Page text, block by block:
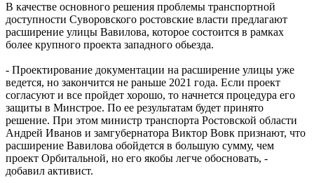
В качестве основного решения проблемы транспортной
доступности Суворовского ростовские власти предлагают
расширение улицы Вавилова, которое состоится в рамках
более крупного проекта западного обьезда.
- Проектирование документации на расширение улицы уже
ведется, но закончится не раньше 2021 года. Если проект
согласуют и все пройдет хорошо, то начнется процедура его
защиты в Минстрое. По ее результатам будет принято
решение. При этом министр транспорта Ростовской области
Андрей Иванов и замгубернатора Виктор Вовк признают, что
расширение Вавилова обойдется в большую сумму, чем
проект Орбитальной, но его якобы легче обосновать, -
добавил активист.